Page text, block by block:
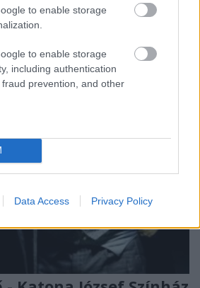
to enable storage
to enable storage
including authentication
prevention, and other
Data Access Privacy Policy
egy elég véres esemény volt,